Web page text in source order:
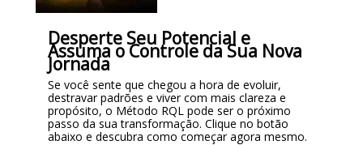
Desperte Seu Potencial e
Assuma o Controle da Sua Nova
Jornada
Se você sente que chegou a hora de evoluir,
destravar padrões e viver com mais clareza e
propósito, o Método RQL pode ser o próximo
passo da sua transformação. Clique no botão
abaixo e descubra como começar agora mesmo.